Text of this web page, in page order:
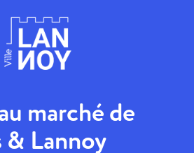
marché de
& Lannoy